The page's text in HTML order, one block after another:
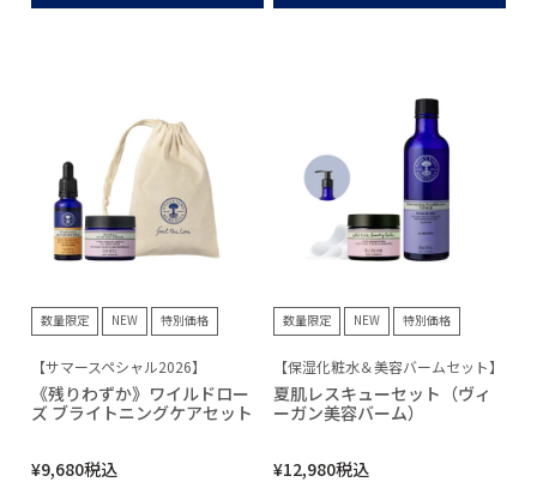
数量限定 NEW 特別価格
【サマースペシャル2026】
《残りわずか》ワイルドロー
ズ ブライトニングケアセット
¥9,680税込
数量限定 NEW 特別価格
【保湿化粧水＆美容バームセット】
夏肌レスキューセット（ヴィ
ーガン美容バーム）
¥12,980税込